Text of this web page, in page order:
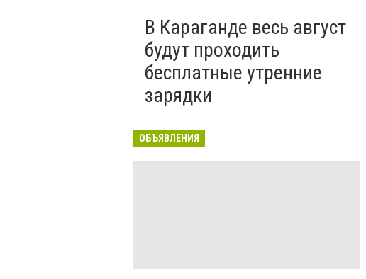
В Караганде весь август
будут проходить
бесплатные утренние
зарядки
ОБЪЯВЛЕНИЯ